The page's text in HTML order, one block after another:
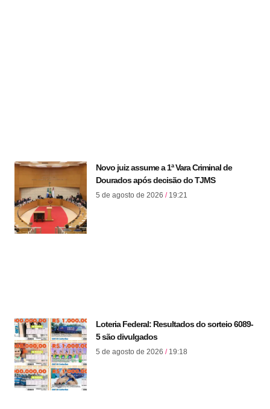
Novo juiz assume a 1ª Vara Criminal de
Dourados após decisão do TJMS
5 de agosto de 2026 19:21
Loteria Federal: Resultados do sorteio 6089-
5 são divulgados
5 de agosto de 2026 19:18